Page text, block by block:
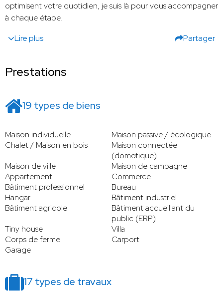
optimisent votre quotidien, je suis là pour vous accompagner
à chaque étape.
Lire plus
Partager
Prestations
19 types de biens
Maison individuelle
Maison passive / écologique
Chalet / Maison en bois
Maison connectée
(domotique)
Maison de ville
Maison de campagne
Appartement
Commerce
Bâtiment professionnel
Bureau
Hangar
Bâtiment industriel
Bâtiment agricole
Bâtiment accueillant du
public (ERP)
Tiny house
Villa
Corps de ferme
Carport
Garage
17 types de travaux